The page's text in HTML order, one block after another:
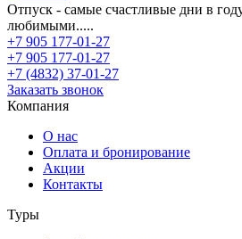
Отпуск - самые счастливые дни в
любимыми.....
+7 905 177-01-27
+7 905 177-01-27
+7 (4832) 37-01-27
Заказать звонок
Компания
О нас
Оплата и бронирование
Акции
Контакты
Туры